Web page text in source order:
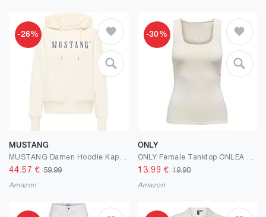
-26%
MUSTANG
44.57 €59.99
Amazon
-30%
ONLY
13.99 € 19.90
Amazon